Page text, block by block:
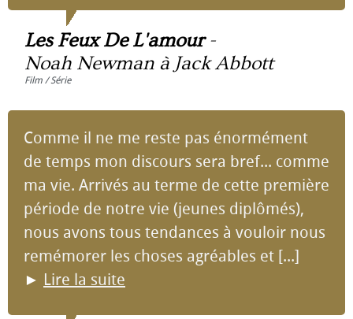
Les Feux De L'amour-
Noah Newman à Jack Abbott
Film / Série
Comme il ne me reste pas énormément
de temps mon discours sera bref... comme
ma vie. Arrivés au terme de cette première
période de notre vie (jeunes diplômés),
nous avons tous tendances à vouloir nous
remémorer les choses agréables et [...]
► Lire la suite